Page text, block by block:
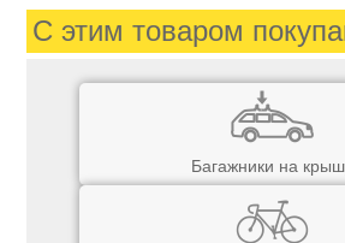
С этим товаром
Багажники на